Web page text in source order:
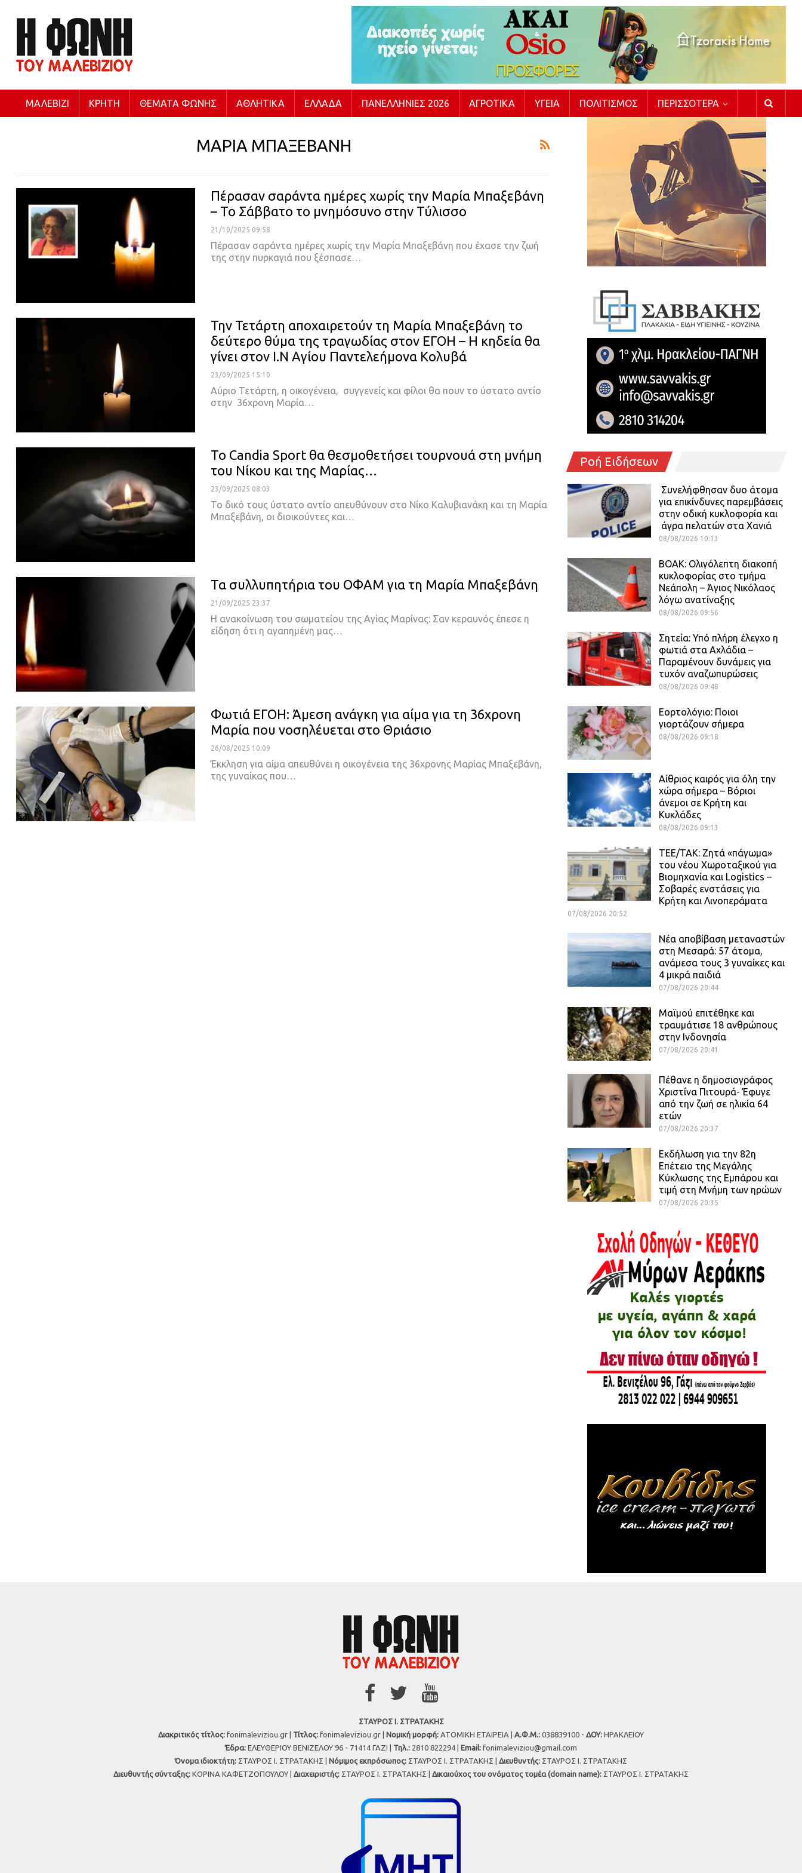
ΜΑΛΕΒΊΖΙ ΚΡΉΤΗ ΘΈΜΑΤΑ ΦΩΝΉΣ ΑΘΛΗΤΙΚΆ ΕΛΛΆΔΑ ΠΑΝΕΛΛΉΝΙΕΣ 2026 ΑΓΡΟΤΙΚΆ ΥΓΕΊΑ ΠΟΛΙΤΙΣΜΌΣ ΠΕΡΙΣΣΌΤΕΡΑ
ΜΑΡΙΑ ΜΠΑΞΕΒΑΝΗ
Πέρασαν σαράντα ημέρες χωρίς την Μαρία Μπαξεβάνη
– Το Σάββατο το μνημόσυνο στην Τύλισσο
21/10/2025 09:58
Πέρασαν σαράντα ημέρες χωρίς την Μαρία Μπαξεβάνη που έχασε την ζωή
της στην πυρκαγιά που ξέσπασε…
Την Τετάρτη αποχαιρετούν τη Μαρία Μπαξεβάνη το
δεύτερο θύμα της τραγωδίας στον ΕΓΟΗ – Η κηδεία θα
γίνει στον Ι.Ν Αγίου Παντελεήμονα Κολυβά
23/09/2025 15:10
Αύριο Τετάρτη, η οικογένεια, συγγενείς και φίλοι θα πουν το ύστατο αντίο
στην 36χρονη Μαρία…
Το Candia Sport θα θεσμοθετήσει τουρνουά στη μνήμη
του Νίκου και της Μαρίας…
23/09/2025 08:03
Το δικό τους ύστατο αντίο απευθύνουν στο Νίκο Καλυβιανάκη και τη Μαρία
Μπαξεβάνη, οι διοικούντες και…
Τα συλλυπητήρια του ΟΦΑΜ για τη Μαρία Μπαξεβάνη
21/09/2025 23:37
Η ανακοίνωση του σωματείου της Αγίας Μαρίνας: Σαν κεραυνός έπεσε η
είδηση ότι η αγαπημένη μας…
Φωτιά ΕΓΟΗ: Άμεση ανάγκη για αίμα για τη 36χρονη
Μαρία που νοσηλέυεται στο Θριάσιο
26/08/2025 10:09
Έκκληση για αίμα απευθύνει η οικογένεια της 36χρονης Μαρίας Μπαξεβάνη,
της γυναίκας που…
Ροή Ειδήσεων
Συνελήφθησαν δυο άτομα
για επικίνδυνες παρεμβάσεις
στην οδική κυκλοφορία και
άγρα πελατών στα Χανιά
08/08/2026 10:13
ΒΟΑΚ: Ολιγόλεπτη διακοπή
κυκλοφορίας στο τμήμα
Νεάπολη – Άγιος Νικόλαος
λόγω ανατίναξης
08/08/2026 09:56
Σητεία: Υπό πλήρη έλεγχο η
φωτιά στα Αχλάδια –
Παραμένουν δυνάμεις για
τυχόν αναζωπυρώσεις
08/08/2026 09:48
Εορτολόγιο: Ποιοι
γιορτάζουν σήμερα
08/08/2026 09:18
Αίθριος καιρός για όλη την
χώρα σήμερα – Βόριοι
άνεμοι σε Κρήτη και
Κυκλάδες
08/08/2026 09:13
ΤΕΕ/ΤΑΚ: Ζητά «πάγωμα»
του νέου Χωροταξικού για
Βιομηχανία και Logistics –
Σοβαρές ενστάσεις για
Κρήτη και Λινοπεράματα
07/08/2026 20:52
Νέα αποβίβαση μεταναστών
στη Μεσαρά: 57 άτομα,
ανάμεσα τους 3 γυναίκες και
4 μικρά παιδιά
07/08/2026 20:44
Μαϊμού επιτέθηκε και
τραυμάτισε 18 ανθρώπους
στην Ινδονησία
07/08/2026 20:41
Πέθανε η δημοσιογράφος
Χριστίνα Πιτουρά- Έφυγε
από την ζωή σε ηλικία 64
ετών
07/08/2026 20:37
Εκδήλωση για την 82η
Επέτειο της Μεγάλης
Κύκλωσης της Εμπάρου και
τιμή στη Μνήμη των ηρώων
07/08/2026 20:35
ΣΤΑΥΡΟΣ Ι. ΣΤΡΑΤΑΚΗΣ
Διακριτικός τίτλος: fonimaleviziou.gr | Τίτλος: fonimaleviziou.gr | Νομική μορφή: ΑΤΟΜΙΚΗ ΕΤΑΙΡΕΙΑ | Α.Φ.Μ.: 038839100 - ΔΟΥ: ΗΡΑΚΛΕΙΟΥ
Έδρα: ΕΛΕΥΘΕΡΙΟΥ ΒΕΝΙΖΕΛΟΥ 96 - 71414 ΓΑΖΙ | Τηλ.: 2810 822294 | Εmail: fonimaleviziou@gmail.com
Όνομα ιδιοκτήτη: ΣΤΑΥΡΟΣ Ι. ΣΤΡΑΤΑΚΗΣ | Νόμιμος εκπρόσωπος: ΣΤΑΥΡΟΣ Ι. ΣΤΡΑΤΑΚΗΣ | Διευθυντής: ΣΤΑΥΡΟΣ Ι. ΣΤΡΑΤΑΚΗΣ
Διευθυντής σύνταξης: ΚΟΡΙΝΑ ΚΑΦΕΤΖΟΠΟΥΛΟΥ | Διαχειριστής: ΣΤΑΥΡΟΣ Ι. ΣΤΡΑΤΑΚΗΣ | Δικαιούχος του ονόματος τομέα (domain name): ΣΤΑΥΡΟΣ Ι. ΣΤΡΑΤΑΚΗΣ